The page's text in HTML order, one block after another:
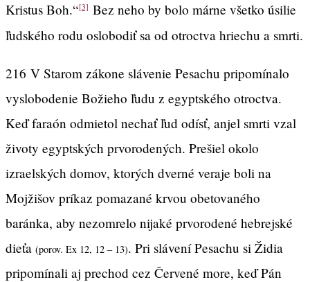
Kristus Boh.“[3] Bez neho by bolo márne všetko úsilie
ľudského rodu oslobodiť sa od otroctva hriechu a smrti.
216 V Starom zákone slávenie Pesachu pripomínalo
vyslobodenie Božieho ľudu z egyptského otroctva.
Keď faraón odmietol nechať ľud odísť, anjel smrti vzal
životy egyptských prvorodených. Prešiel okolo
izraelských domov, ktorých dverné veraje boli na
Mojžišov príkaz pomazané krvou obetovaného
baránka, aby nezomrelo nijaké prvorodené hebrejské
dieťa (porov. Ex 12, 12 – 13). Pri slávení Pesachu si Židia
pripomínali aj prechod cez Červené more, keď Pán